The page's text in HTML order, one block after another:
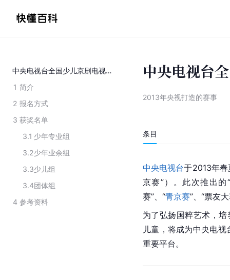
中央电视台全国少儿京剧电视大赛
1 简介
2 报名方式
3 获奖名单
3.1 少年专业组
3.2少年业余组
3.3少儿组
3.4团体组
4 参考资料
中央电视台
2013年央视打造的赛事
条目
中央电视台于2013年春
京赛”）。此次推出的
赛”、“青京赛”、“票友
为了弘扬国粹艺术，
儿童，将成为中央电
重要平台。